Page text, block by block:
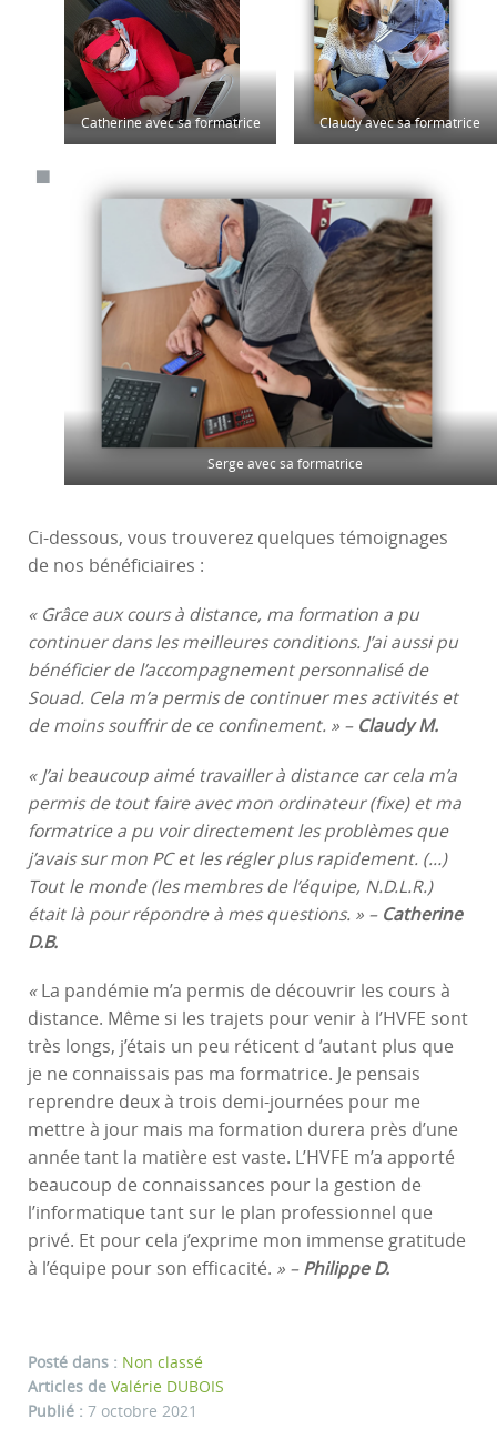
Catherine avec sa formatrice Claudy avec sa formatrice
Serge avec sa formatrice
Ci-dessous, vous trouverez quelques témoignages
de nos bénéficiaires :
« Grâce aux cours à distance, ma formation a pu
continuer dans les meilleures conditions. J’ai aussi pu
bénéficier de l’accompagnement personnalisé de
Souad. Cela m’a permis de continuer mes activités et
de moins souffrir de ce confinement. » – Claudy M.
« J’ai beaucoup aimé travailler à distance car cela m’a
permis de tout faire avec mon ordinateur (fixe) et ma
formatrice a pu voir directement les problèmes que
j’avais sur mon PC et les régler plus rapidement. (…)
Tout le monde (les membres de l’équipe, N.D.L.R.)
était là pour répondre à mes questions. » – Catherine
D.B.
«La pandémie m’a permis de découvrir les cours à
distance. Même si les trajets pour venir à l’HVFE sont
très longs, j’étais un peu réticent d ’autant plus que
je ne connaissais pas ma formatrice. Je pensais
reprendre deux à trois demi-journées pour me
mettre à jour mais ma formation durera près d’une
année tant la matière est vaste. L’HVFE m’a apporté
beaucoup de connaissances pour la gestion de
l’informatique tant sur le plan professionnel que
privé. Et pour cela j’exprime mon immense gratitude
à l’équipe pour son efficacité. » –Philippe D.
Posté dans : Non classé
Articles de Valérie DUBOIS
Publié : 7 octobre 2021